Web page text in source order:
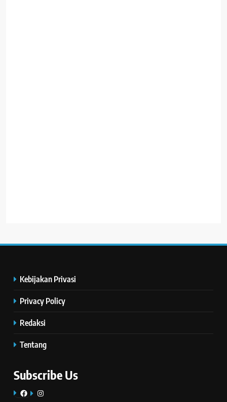
Kebijakan Privasi
Privacy Policy
Redaksi
Tentang
Subscribe Us
FacebookInstagram